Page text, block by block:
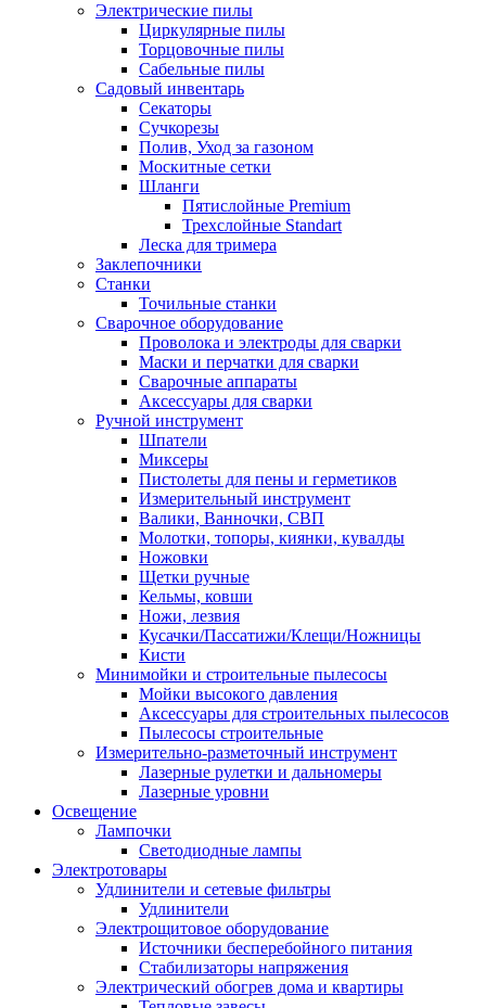
Электрические пилы
Циркулярные пилы
Торцовочные пилы
Сабельные пилы
Садовый инвентарь
Секаторы
Сучкорезы
Полив, Уход за газоном
Москитные сетки
Шланги
Пятислойные Premium
Трехслойные Standart
Леска для тримера
Заклепочники
Станки
Точильные станки
Сварочное оборудование
Проволока и электроды для сварки
Маски и перчатки для сварки
Сварочные аппараты
Аксессуары для сварки
Ручной инструмент
Шпатели
Миксеры
Пистолеты для пены и герметиков
Измерительный инструмент
Валики, Ванночки, СВП
Молотки, топоры, киянки, кувалды
Ножовки
Щетки ручные
Кельмы, ковши
Ножи, лезвия
Кусачки/Пассатижи/Клещи/Ножницы
Кисти
Минимойки и строительные пылесосы
Мойки высокого давления
Аксессуары для строительных пылесосов
Пылесосы строительные
Измерительно-разметочный инструмент
Лазерные рулетки и дальномеры
Лазерные уровни
Освещение
Лампочки
Светодиодные лампы
Электротовары
Удлинители и сетевые фильтры
Удлинители
Электрощитовое оборудование
Источники бесперебойного питания
Стабилизаторы напряжения
Электрический обогрев дома и квартиры